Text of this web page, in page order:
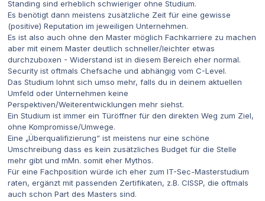
Standing sind erheblich schwieriger ohne Studium.
Es benötigt dann meistens zusätzliche Zeit für eine gewisse
(positive) Reputation im jeweiligen Unternehmen.
Es ist also auch ohne den Master möglich Fachkarriere zu machen
aber mit einem Master deutlich schneller/leichter etwas
durchzuboxen - Widerstand ist in diesem Bereich eher normal.
Security ist oftmals Chefsache und abhängig vom C-Level.
Das Studium lohnt sich umso mehr, falls du in deinem aktuellen
Umfeld oder Unternehmen keine
Perspektiven/Weiterentwicklungen mehr siehst.
Ein Studium ist immer ein Türöffner für den direkten Weg zum Ziel,
ohne Kompromisse/Umwege.
Eine „Überqualifizierung“ ist meistens nur eine schöne
Umschreibung dass es kein zusätzliches Budget für die Stelle
mehr gibt und mMn. somit eher Mythos.
Für eine Fachposition würde ich eher zum IT-Sec-Masterstudium
raten, ergänzt mit passenden Zertifikaten, z.B. CISSP, die oftmals
auch schon Part des Masters sind.